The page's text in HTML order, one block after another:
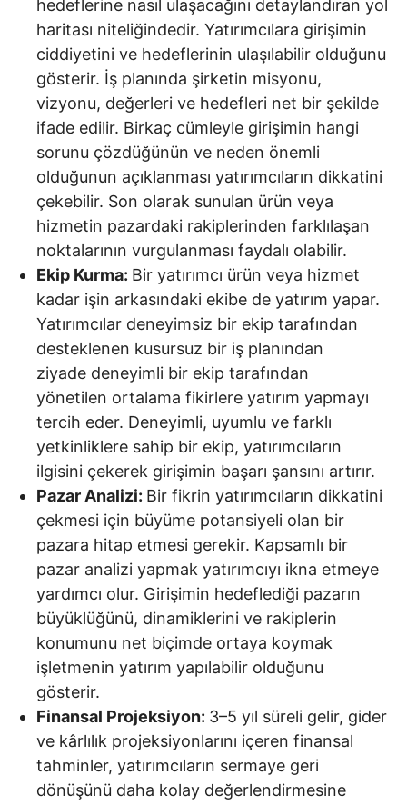
hedeflerine nasıl ulaşacağını detaylandıran yol
haritası niteliğindedir. Yatırımcılara girişimin
ciddiyetini ve hedeflerinin ulaşılabilir olduğunu
gösterir. İş planında şirketin misyonu,
vizyonu, değerleri ve hedefleri net bir şekilde
ifade edilir. Birkaç cümleyle girişimin hangi
sorunu çözdüğünün ve neden önemli
olduğunun açıklanması yatırımcıların dikkatini
çekebilir. Son olarak sunulan ürün veya
hizmetin pazardaki rakiplerinden farklılaşan
noktalarının vurgulanması faydalı olabilir.
Ekip Kurma: Bir yatırımcı ürün veya hizmet
kadar işin arkasındaki ekibe de yatırım yapar.
Yatırımcılar deneyimsiz bir ekip tarafından
desteklenen kusursuz bir iş planından
ziyade deneyimli bir ekip tarafından
yönetilen ortalama fikirlere yatırım yapmayı
tercih eder. Deneyimli, uyumlu ve farklı
yetkinliklere sahip bir ekip, yatırımcıların
ilgisini çekerek girişimin başarı şansını artırır.
Pazar Analizi: Bir fikrin yatırımcıların dikkatini
çekmesi için büyüme potansiyeli olan bir
pazara hitap etmesi gerekir. Kapsamlı bir
pazar analizi yapmak yatırımcıyı ikna etmeye
yardımcı olur. Girişimin hedeflediği pazarın
büyüklüğünü, dinamiklerini ve rakiplerin
konumunu net biçimde ortaya koymak
işletmenin yatırım yapılabilir olduğunu
gösterir.
Finansal Projeksiyon: 3–5 yıl süreli gelir, gider
ve kârlılık projeksiyonlarını içeren finansal
tahminler, yatırımcıların sermaye geri
dönüşünü daha kolay değerlendirmesine